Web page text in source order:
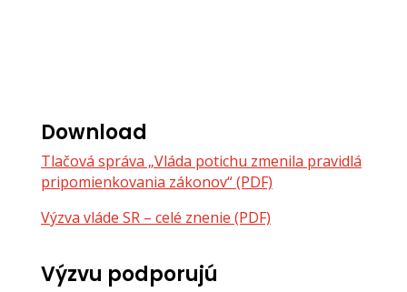
Download
Tlačová správa „Vláda potichu zmenila pravidlá
pripomienkovania zákonov“ (PDF)
Výzva vláde SR – celé znenie (PDF)
Výzvu podporujú